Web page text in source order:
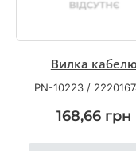
Вилка кабелю
PN-10223 /
168,66 грн